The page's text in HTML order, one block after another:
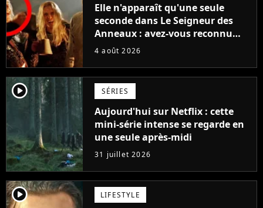
Elle n'apparaît qu'une seule
seconde dans Le Seigneur des
Anneaux : avez-vous reconnu
cette légende du cinéma dans la
4 août 2026
player2 SÉRIES
Aujourd'hui sur Netflix : cette
mini-série intense se regarde en
une seule après-midi
31 juillet 2026
player2 LIFESTYLE